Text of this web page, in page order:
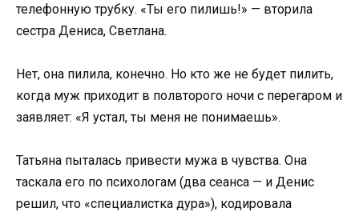
телефонную трубку. «Ты его пилишь!» — вторила
сестра Дениса, Светлана.
Нет, она пилила, конечно. Но кто же не будет пилить,
когда муж приходит в полвторого ночи с перегаром и
заявляет: «Я устал, ты меня не понимаешь».
Татьяна пыталась привести мужа в чувства. Она
таскала его по психологам (два сеанса — и Денис
решил, что «специалистка дура»), кодировала